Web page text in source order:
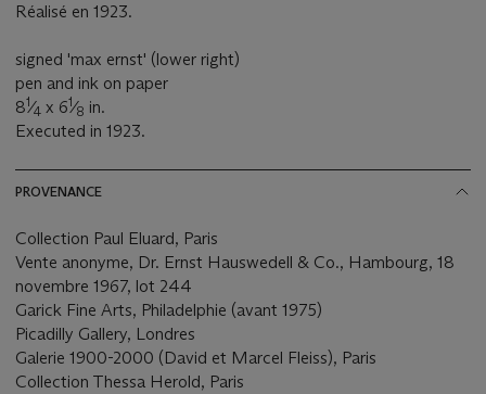
Réalisé en 1923.
signed 'max ernst' (lower right)
pen and ink on paper
81⁄4 x 61⁄8 in.
Executed in 1923.
PROVENANCE
Collection Paul Eluard, Paris
Vente anonyme, Dr. Ernst Hauswedell & Co., Hambourg, 18
novembre 1967, lot 244
Garick Fine Arts, Philadelphie (avant 1975)
Picadilly Gallery, Londres
Galerie 1900-2000 (David et Marcel Fleiss), Paris
Collection Thessa Herold, Paris